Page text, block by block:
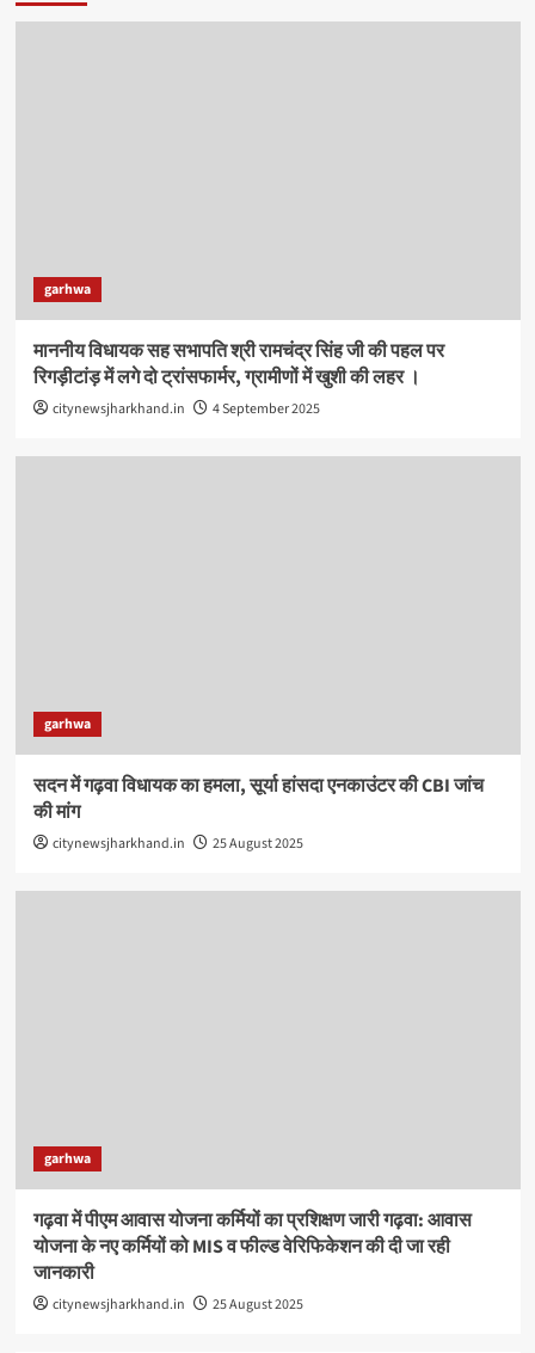
garhwa
माननीय विधायक सह सभापति श्री रामचंद्र सिंह जी की पहल पर
रिगड़ीटांड़ में लगे दो ट्रांसफार्मर, ग्रामीणों में खुशी की लहर ।
citynewsjharkhand.in 4 September 2025
garhwa
सदन में गढ़वा विधायक का हमला, सूर्या हांसदा एनकाउंटर की CBI जांच
की मांग
citynewsjharkhand.in 25 August 2025
garhwa
गढ़वा में पीएम आवास योजना कर्मियों का प्रशिक्षण जारी गढ़वा: आवास
योजना के नए कर्मियों को MIS व फील्ड वेरिफिकेशन की दी जा रही
जानकारी
citynewsjharkhand.in 25 August 2025